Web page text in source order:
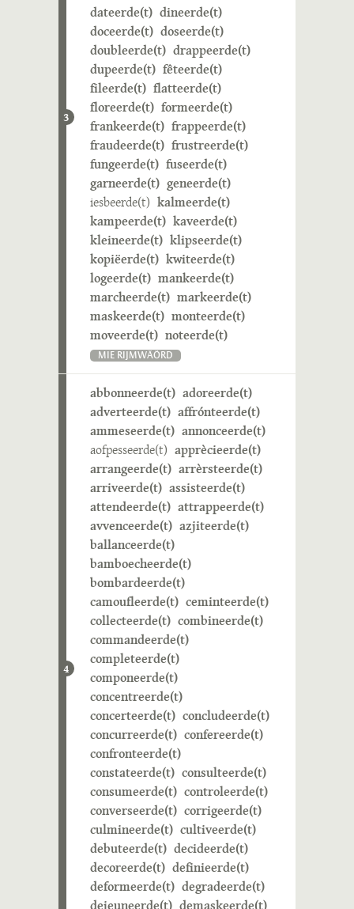
3
dateerde(t) dineerde(t)
doceerde(t) doseerde(t)
doubleerde(t) drappeerde(t)
dupeerde(t) fêteerde(t)
fileerde(t) flatteerde(t)
floreerde(t) formeerde(t)
frankeerde(t) frappeerde(t)
fraudeerde(t) frustreerde(t)
fungeerde(t) fuseerde(t)
garneerde(t) geneerde(t)
iesbeerde(t) kalmeerde(t)
kampeerde(t) kaveerde(t)
kleineerde(t) klipseerde(t)
kopiëerde(t) kwiteerde(t)
logeerde(t) mankeerde(t)
marcheerde(t) markeerde(t)
maskeerde(t) monteerde(t)
moveerde(t) noteerde(t)
MIE RIJMWÄÖRD
4
abbonneerde(t) adoreerde(t)
adverteerde(t) affrónteerde(t)
ammeseerde(t) annonceerde(t)
aofpesseerde(t) apprècieerde(t)
arrangeerde(t) arrèrsteerde(t)
arriveerde(t) assisteerde(t)
attendeerde(t) attrappeerde(t)
avvenceerde(t) azjiteerde(t)
ballanceerde(t)
bamboecheerde(t)
bombardeerde(t)
camoufleerde(t) ceminteerde(t)
collecteerde(t) combineerde(t)
commandeerde(t)
completeerde(t)
componeerde(t)
concentreerde(t)
concerteerde(t) concludeerde(t)
concurreerde(t) confereerde(t)
confronteerde(t)
constateerde(t) consulteerde(t)
consumeerde(t) controleerde(t)
converseerde(t) corrigeerde(t)
culmineerde(t) cultiveerde(t)
debuteerde(t) decideerde(t)
decoreerde(t) definieerde(t)
deformeerde(t) degradeerde(t)